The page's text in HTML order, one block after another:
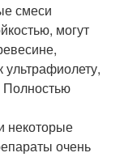
смеси
могут
ультрафиолету,
Полностью
некоторые
очень